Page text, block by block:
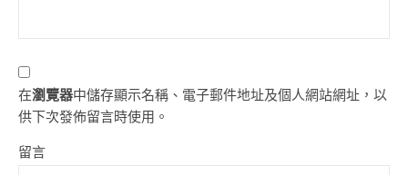
在瀏覽器中儲存顯示名稱、電子郵件地址及個人網站網址，以
供下次發佈留言時使用。
留言